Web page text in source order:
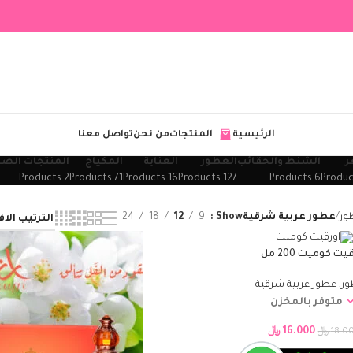
الرئيسية المنتجاتمن نحنتواصل معنا
الشنط والحقائب
6 Products
العطور
127 Products
العناية
16 Products
المكياج
71 Products
المنتجات
2 Products
عطور عربية شرقيةShow
9
12
18
24
كوميت 200 مل
, عطور عربية شرقية
متوفر بالمخزن
﷼ 16.000 ﷼